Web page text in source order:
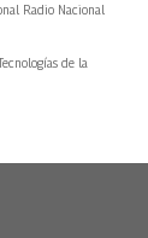
Radio Nacional
de la